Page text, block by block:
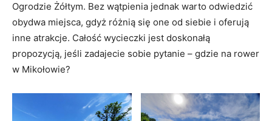
Ogrodzie Żółtym. Bez wątpienia jednak warto odwiedzić
obydwa miejsca, gdyż różnią się one od siebie i oferują
inne atrakcje. Całość wycieczki jest doskonałą
propozycją, jeśli zadajecie sobie pytanie – gdzie na rower
w Mikołowie?